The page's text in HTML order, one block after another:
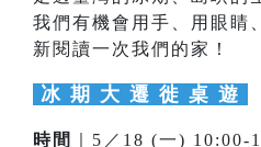
我們有機會用手、用眼睛
新閱讀一次我們的家！
冰 期 大 遷 徙 桌 遊
時間 ｜5／18 (一) 10:00-